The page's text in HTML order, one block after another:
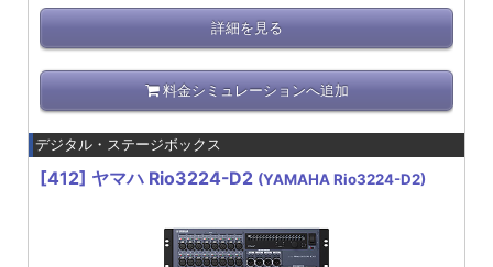
詳細を見る
料金シミュレーションへ追加
デジタル・ステージボックス
[412] ヤマハ Rio3224-D2 (YAMAHA Rio3224-D2)